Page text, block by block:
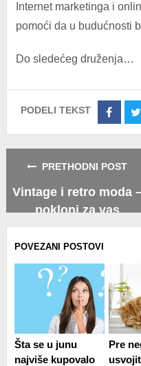
Internet marketinga i
pomoći da u budućnosti
Do sledećeg druženja…
PODELI TEKST
Share
PRETHODNI POST
Vintage i retro moda
pokloni za vas
POVEZANI POSTOVI
Šta se u junu
najviše kupovalo
Pre